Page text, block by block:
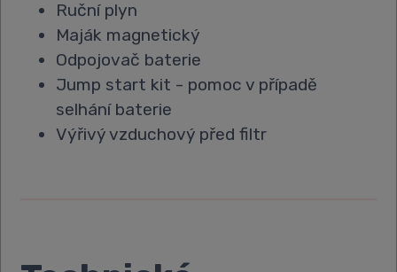
Ruční plyn
Maják magnetický
Odpojovač baterie
Jump start kit - pomoc v případě
selhání baterie
Výřivý vzduchový před filtr